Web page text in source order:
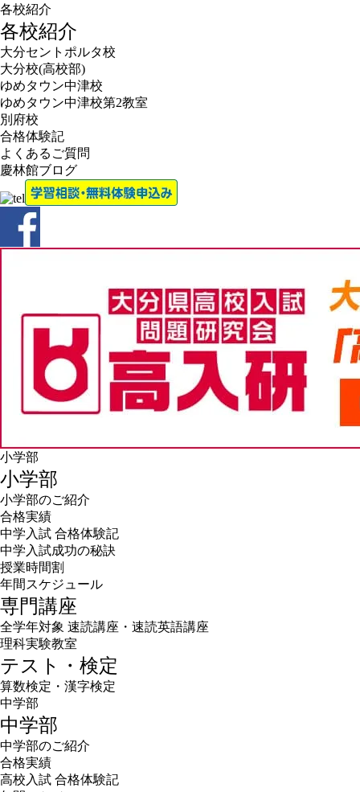
各校紹介
各校紹介
大分セントポルタ校
大分校(高校部)
ゆめタウン中津校
ゆめタウン中津校第2教室
別府校
合格体験記
よくあるご質問
慶林館ブログ
小学部
小学部
小学部のご紹介
合格実績
中学入試 合格体験記
中学入試成功の秘訣
授業時間割
年間スケジュール
専門講座
全学年対象 速読講座・速読英語講座
理科実験教室
テスト・検定
算数検定・漢字検定
中学部
中学部
中学部のご紹介
合格実績
高校入試 合格体験記